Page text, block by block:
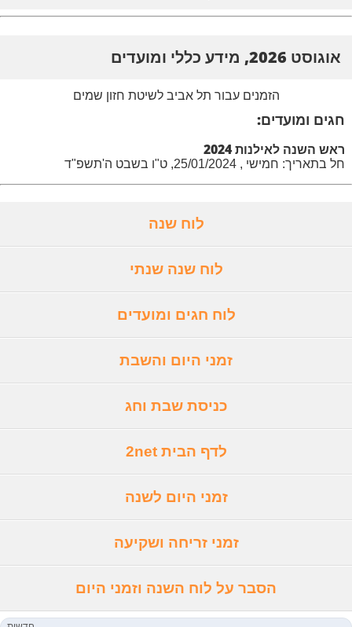
אוגוסט 2026, מידע כללי ומועדים
הזמנים עבור תל אביב לשיטת חזון שמים
חגים ומועדים:
ראש השנה לאילנות 2024
חל בתאריך: חמישי , 25/01/2024, ט"ו בשבט ה'תשפ"ד
לוח שנה
לוח שנה שנתי
לוח חגים ומועדים
זמני היום והשבת
כניסת שבת וחג
לדף הבית 2net
זמני היום לשנה
זמני זריחה ושקיעה
הסבר על לוח השנה וזמני היום